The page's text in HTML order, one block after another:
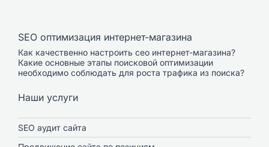
SEO оптимизация интернет-магазина
Как качественно настроить сео интернет-магазина?
Какие основные этапы поисковой оптимизации
необходимо соблюдать для роста трафика из поиска?
Наши услуги
SEO аудит сайта